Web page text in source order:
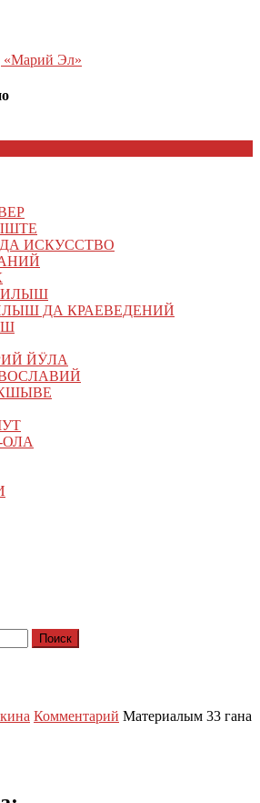
ДА ИСКУССТВО
ИЛЫШ
ДА КРАЕВЕДЕНИЙ
ЙӰЛА
Комментарий Материалым 33 гана